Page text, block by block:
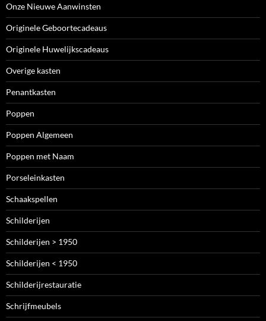
Onze Nieuwe Aanwinsten
Originele Geboortecadeaus
Originele Huwelijkscadeaus
Overige kasten
Penantkasten
Poppen
Poppen Algemeen
Poppen met Naam
Porseleinkasten
Schaakspellen
Schilderijen
Schilderijen > 1950
Schilderijen < 1950
Schilderijrestauratie
Schrijfmeubels